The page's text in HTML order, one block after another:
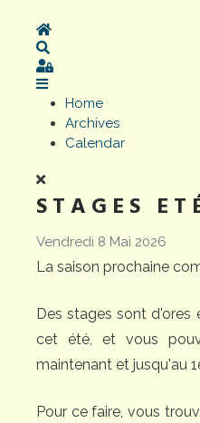
Home
Sign In
Home
Archives
Calendar
STAGES
Vendredi 8 Mai 2026
La saison prochaine
Des stages sont d'ores
cet été, et vous
maintenant et jusqu'au
Pour ce faire, vous